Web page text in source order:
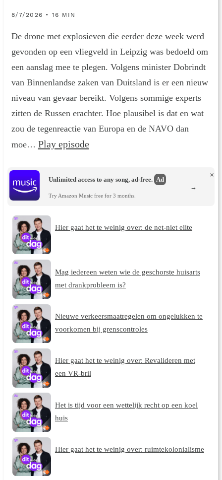
8/7/2026 • 16 MIN
De drone met explosieven die eerder deze week werd
gevonden op een vliegveld in Leipzig was bedoeld om
een aanslag mee te plegen. Volgens minister Dobrindt
van Binnenlandse zaken van Duitsland is er een nieuw
niveau van gevaar bereikt. Volgens sommige experts
zitten de Russen erachter. Hoe plausibel is dat en wat
zou de tegenreactie van Europa en de NAVO dan
moe… Play episode
Unlimited access to any song, ad-free. Ad
Try Amazon Music free for 3 months.
×
→
Hier gaat het te weinig over: de net-niet elite
Mag iedereen weten wie de geschorste huisarts
met drankprobleem is?
Nieuwe verkeersmaatregelen om ongelukken te
voorkomen bij grenscontroles
Hier gaat het te weinig over: Revalideren met
een VR-bril
Het is tijd voor een wettelijk recht op een koel
huis
Hier gaat het te weinig over: ruimtekolonialisme